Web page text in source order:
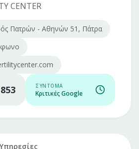
CENTER
Πατρών - Αθηνών 51, Πάτρα
853 ΣΎΝΤΟΜΑ
Κριτικές Google
Υπηρεσίες